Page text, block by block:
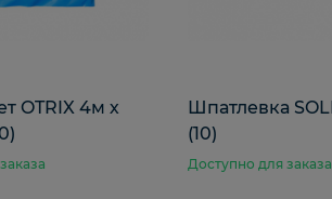
OTRIX 4м х
Шпатлевка
(10)
Доступно для заказа